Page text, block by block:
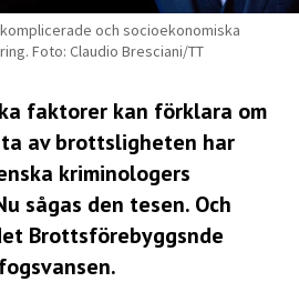
och socioekonomiska
Foto: Claudio Bresciani/TT
faktorer kan förklara om
av brottsligheten har
kriminologers
sågas den tesen. Och
Brottsförebyggsnde